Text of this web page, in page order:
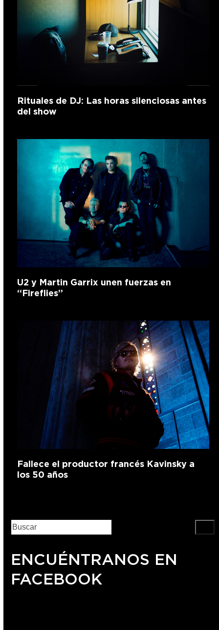
Rituales de DJ: Las horas silenciosas antes
del show
U2 y Martin Garrix unen fuerzas en
“Fireflies”
Fallece el productor francés Kavinsky a
los 50 años
ENCUÉNTRANOS EN
FACEBOOK